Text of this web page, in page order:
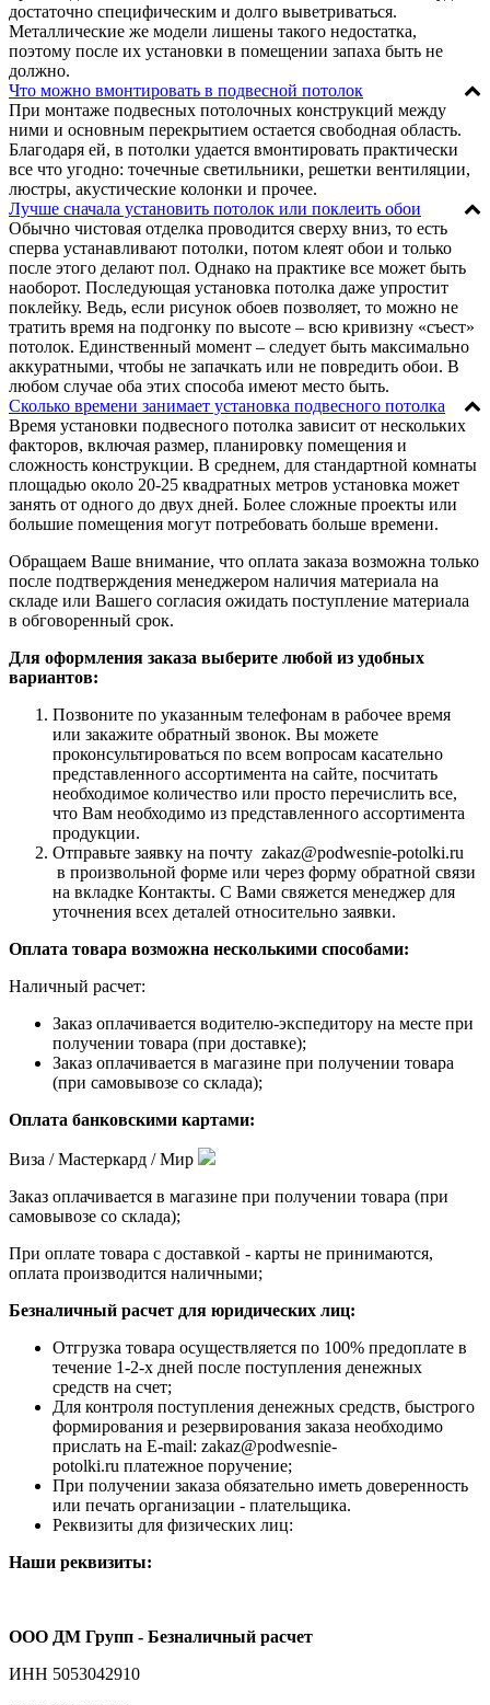
достаточно специфическим и долго выветриваться.
Металлические же модели лишены такого недостатка,
поэтому после их установки в помещении запаха быть не
должно.
Что можно вмонтировать в подвесной потолок
При монтаже подвесных потолочных конструкций между
ними и основным перекрытием остается свободная область.
Благодаря ей, в потолки удается вмонтировать практически
все что угодно: точечные светильники, решетки вентиляции,
люстры, акустические колонки и прочее.
Лучше сначала установить потолок или поклеить обои
Обычно чистовая отделка проводится сверху вниз, то есть
сперва устанавливают потолки, потом клеят обои и только
после этого делают пол. Однако на практике все может быть
наоборот. Последующая установка потолка даже упростит
поклейку. Ведь, если рисунок обоев позволяет, то можно не
тратить время на подгонку по высоте – всю кривизну «съест»
потолок. Единственный момент – следует быть максимально
аккуратными, чтобы не запачкать или не повредить обои. В
любом случае оба этих способа имеют место быть.
Сколько времени занимает установка подвесного потолка
Время установки подвесного потолка зависит от нескольких
факторов, включая размер, планировку помещения и
сложность конструкции. В среднем, для стандартной комнаты
площадью около 20-25 квадратных метров установка может
занять от одного до двух дней. Более сложные проекты или
большие помещения могут потребовать больше времени.
Обращаем Ваше внимание, что оплата заказа возможна только
после подтверждения менеджером наличия материала на
складе или Вашего согласия ожидать поступление материала
в обговоренный срок.
Для оформления заказа выберите любой из удобных
вариантов:
Позвоните по указанным телефонам в рабочее время
или закажите обратный звонок. Вы можете
проконсультироваться по всем вопросам касательно
представленного ассортимента на сайте, посчитать
необходимое количество или просто перечислить все,
что Вам необходимо из представленного ассортимента
продукции.
Отправьте заявку на почту zakaz@podwesnie-potolki.ru
в произвольной форме или через форму обратной связи
на вкладке Контакты. С Вами свяжется менеджер для
уточнения всех деталей относительно заявки.
Оплата товара возможна несколькими способами:
Наличный расчет:
Заказ оплачивается водителю-экспедитору на месте при
получении товара (при доставке);
Заказ оплачивается в магазине при получении товара
(при самовывозе со склада);
Оплата банковскими картами:
Виза / Мастеркард / Мир
Заказ оплачивается в магазине при получении товара (при
самовывозе со склада);
При оплате товара с доставкой - карты не принимаются,
оплата производится наличными;
Безналичный расчет для юридических лиц:
Отгрузка товара осуществляется по 100% предоплате в
течение 1-2-х дней после поступления денежных
средств на счет;
Для контроля поступления денежных средств, быстрого
формирования и резервирования заказа необходимо
прислать на E-mail: zakaz@podwesnie-
potolki.ru платежное поручение;
При получении заказа обязательно иметь доверенность
или печать организации - плательщика.
Реквизиты для физических лиц:
Наши реквизиты:
ООО ДМ Групп - Безналичный расчет
ИНН 5053042910